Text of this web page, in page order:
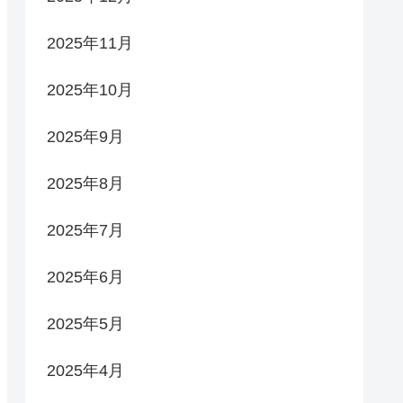
2025年11月
2025年10月
2025年9月
2025年8月
2025年7月
2025年6月
2025年5月
2025年4月